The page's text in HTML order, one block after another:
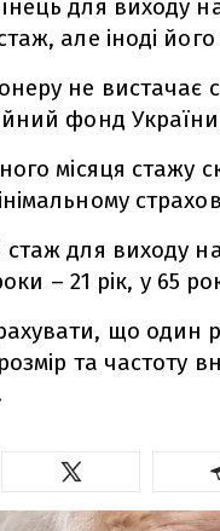
для виходу
але іноді
не вистачає
фонд
місяця стажу
стаж для виходу
– 21 рік, у 65
що один
та частоту